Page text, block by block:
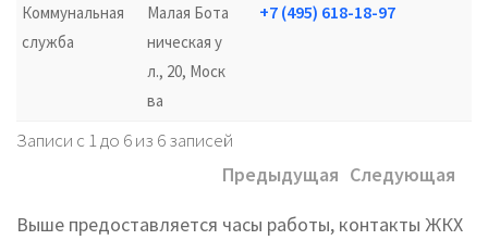
Коммунальная
служба
Малая Бота
ническая у
л., 20, Моск
ва
+7 (495) 618-18-97
Записи с 1 до 6 из 6 записей
Предыдущая Следующая
Выше предоставляется часы работы, контакты ЖКХ